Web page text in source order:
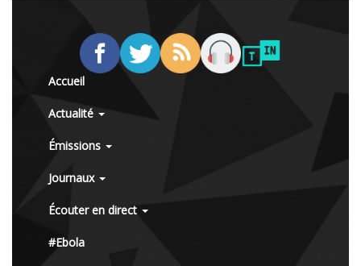
Accueil
Actualité
Émissions
Journaux
Écouter en direct
#Ebola